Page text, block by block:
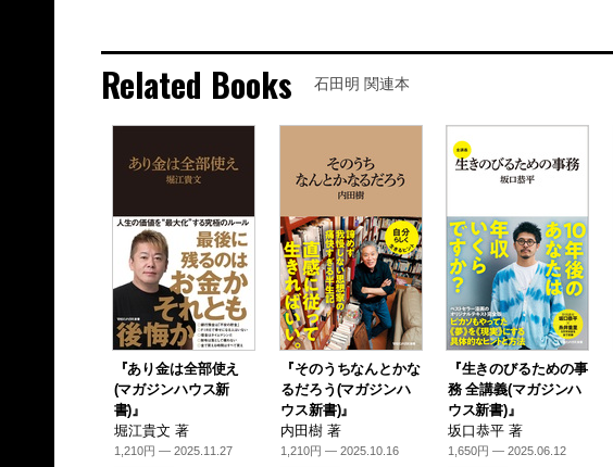
Related Books 石田明 関連本
『あり金は全部使え
(マガジンハウス新
書)』
堀江貴文 著
1,210円 — 2025.11.27
『そのうちなんとかな
るだろう(マガジンハ
ウス新書)』
内田樹 著
1,210円 — 2025.10.16
『生きのびるための事
務 全講義(マガジンハ
ウス新書)』
坂口恭平 著
1,650円 — 2025.06.12